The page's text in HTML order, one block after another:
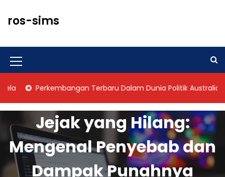
t
c
t
ros-sims
M
e
n
I
c
o
Perkembangan Terbaru Dalam Dunia Politik Australia
Jejak yang Hilang:
Mengenal Penyebab dan
Dampak Punahnya